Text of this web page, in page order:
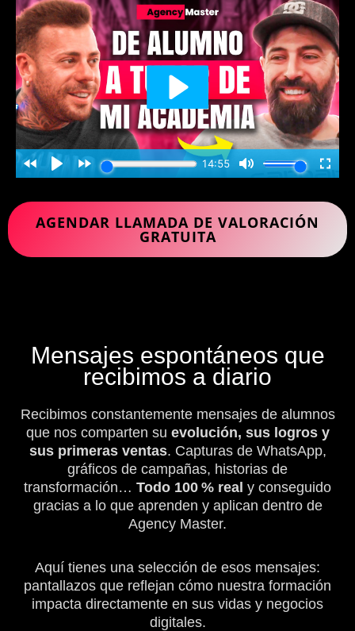
AGENDAR LLAMADA DE VALORACIÓN
GRATUITA
Mensajes espontáneos que
recibimos a diario
Recibimos constantemente mensajes de alumnos
que nos comparten su evolución, sus logros y
sus primeras ventas. Capturas de WhatsApp,
gráficos de campañas, historias de
transformación… Todo 100 % real y conseguido
gracias a lo que aprenden y aplican dentro de
Agency Master.
Aquí tienes una selección de esos mensajes:
pantallazos que reflejan cómo nuestra formación
impacta directamente en sus vidas y negocios
digitales.